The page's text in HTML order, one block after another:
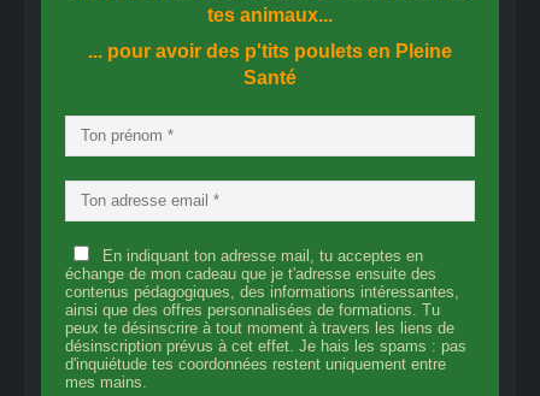
tes animaux...
... pour avoir des p'tits poulets en Pleine
Santé
En indiquant ton adresse mail, tu acceptes en
échange de mon cadeau que je t'adresse ensuite des
contenus pédagogiques, des informations intéressantes,
ainsi que des offres personnalisées de formations. Tu
peux te désinscrire à tout moment à travers les liens de
désinscription prévus à cet effet. Je hais les spams : pas
d'inquiétude tes coordonnées restent uniquement entre
mes mains.